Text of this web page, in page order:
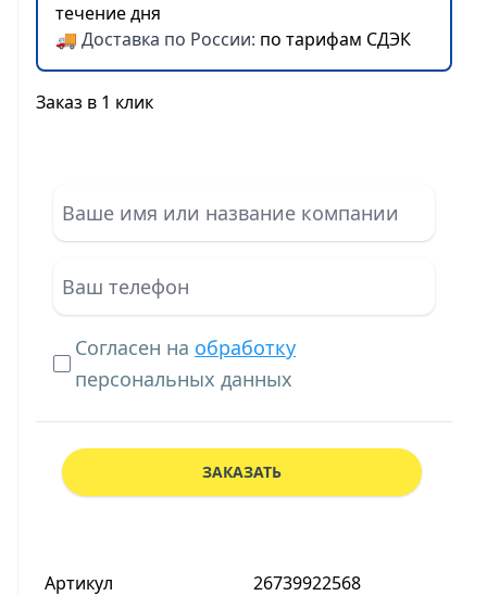
Артикул
26739922568
течение дня
🚚 Доставка по России: по тарифам СДЭК
Заказ в 1 клик
Согласен на обработку
персональных данных
ЗАКАЗАТЬ